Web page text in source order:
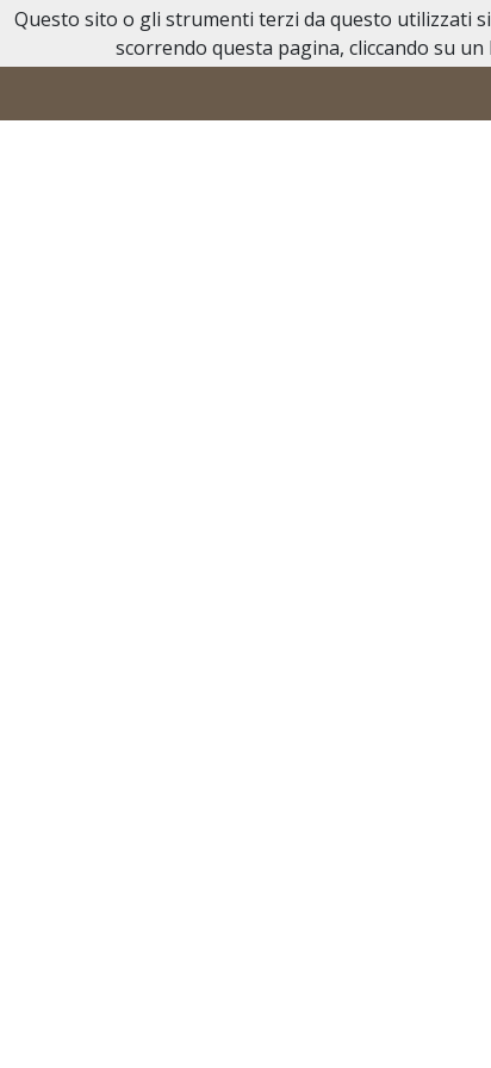
Necrologi Acqui Terme
Questo sito o gli strumenti terzi da questo utilizzati
scorrendo questa pagina, cliccando su